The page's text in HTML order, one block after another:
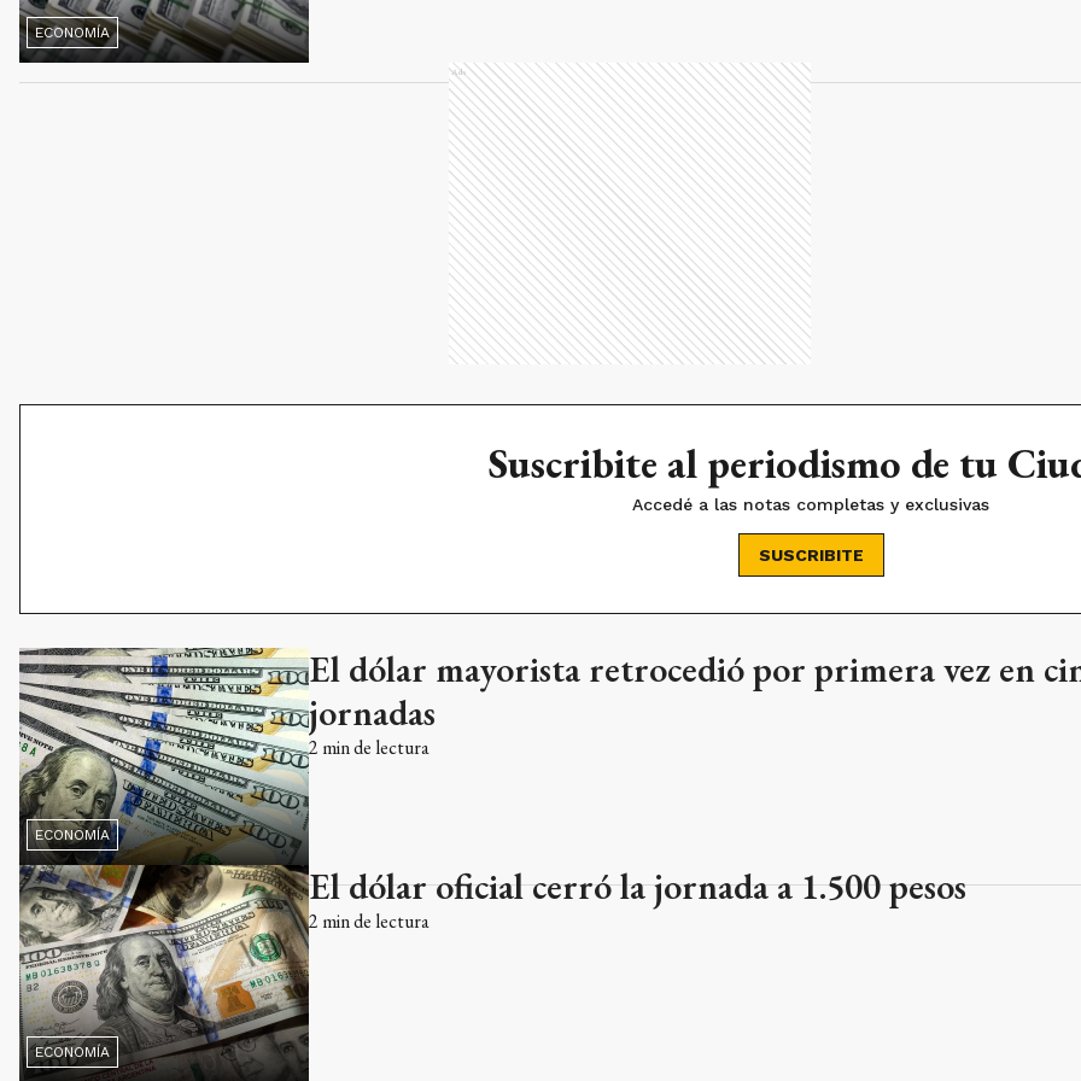
ECONOMÍA
Ads
Suscribite al periodismo de tu
Accedé a las notas completas y exclusivas
SUSCRIBITE
ECONOMÍA
El dólar mayorista retrocedió por primera vez en
jornadas
2 min de lectura
ECONOMÍA
El dólar oficial cerró la jornada a 1.500 pesos
2 min de lectura